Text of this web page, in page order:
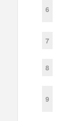
6
7
8
9